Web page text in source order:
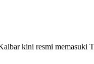
kini resmi memasuki